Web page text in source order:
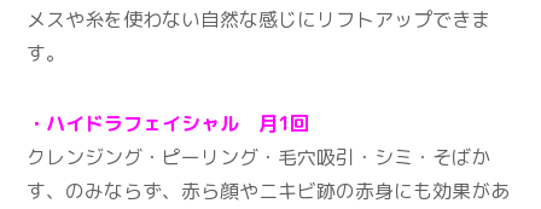
メスや糸を使わない自然な感じにリフトアップできま
す。
・ハイドラフェイシャル 月1回
クレンジング・ピーリング・毛穴吸引・シミ・そばか
す、のみならず、赤ら顔やニキビ跡の赤身にも効果があ